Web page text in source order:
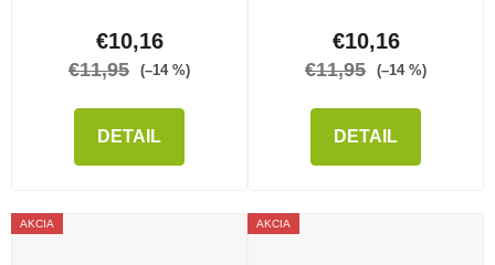
€10,16
€11,95 (–14 %)
DETAIL
€10,16
€11,95 (–14 %)
DETAIL
AKCIA AKCIA